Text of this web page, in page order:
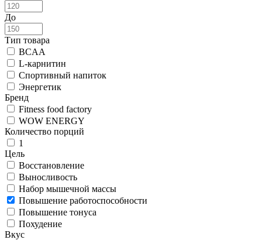
До
Тип товара
BCAA
L-карнитин
Спортивный напиток
Энергетик
Бренд
Fitness food factory
WOW ENERGY
Количество порций
1
Цель
Восстановление
Выносливость
Набор мышечной массы
Повышение работоспособности
Повышение тонуса
Похудение
Вкус